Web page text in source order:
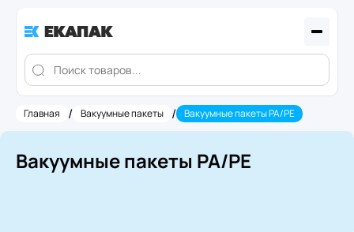
Главная / Вакуумные пакеты / Вакуумные пакеты PA/PE
Вакуумные пакеты PA/PE